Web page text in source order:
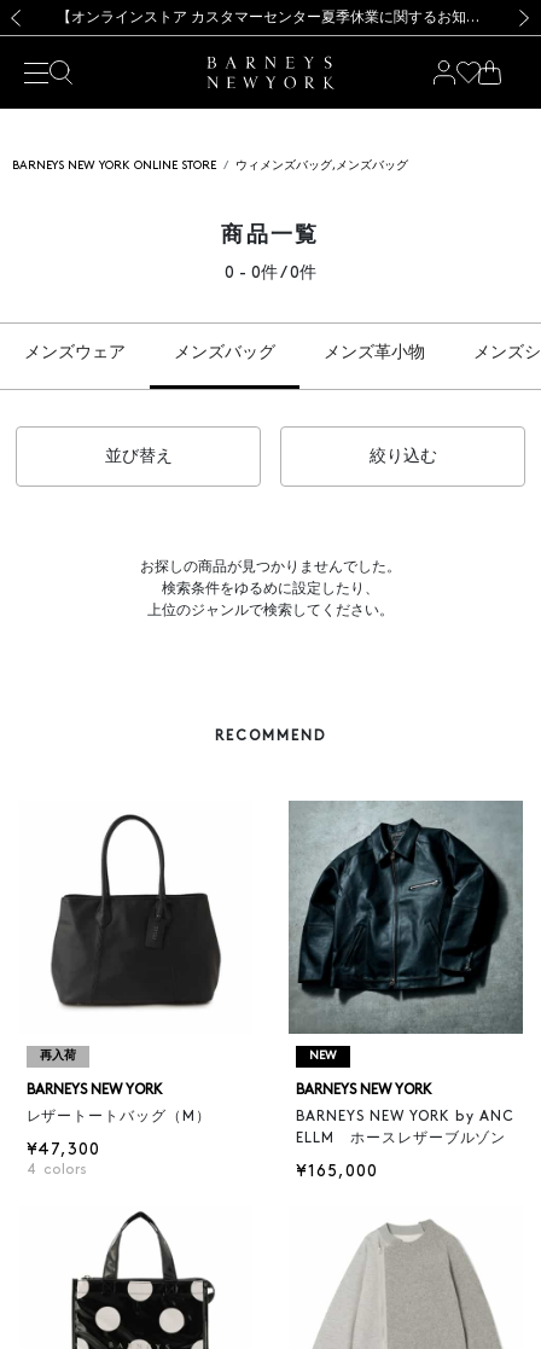
新規登録のお客様も対象！＜MY BARNEYS＞会員のお客様は11,000円（税込）以上のお買上げで常時送料無料！お買い物の際は会員登録を！
【夏季休業に伴う出荷一時停止のお知らせ】(2026.8.7) 【オンラインストア カスタマーセンター夏季休業に関するお知らせ】（2026.8.7）
【夏季休業に伴う返品・交換承り一時停止のお知らせ】（2026.8.5）
熊本県を中心とした地震の影響によるお荷物のお届けについて
【開催中】SUMMER SALEのご案内・ご注意事項 新規登録のお客様も対象！＜MY BARNEYS＞会員のお客様は11,000円（税込）以上のお買上げで常時送料無料！お買い物の際は会員登録を！
【夏季休業に伴う出荷一時停止のお知らせ】(2026.8.7)
BARNEYS NEW YORK ONLINE STORE ウィメンズバッグ,メンズバッグ
商品一覧
0 - 0件 / 0件
メンズウェア メンズバッグ メンズ革小物 メンズ
並び替え 絞り込む
お探しの商品が見つかりませんでした。
検索条件をゆるめに設定したり、
上位のジャンルで検索してください。
RECOMMEND
再入荷
BARNEYS NEW YORK
レザートートバッグ（M）
¥47,300
4 colors
NEW
BARNEYS NEW YORK
BARNEYS NEW YORK by ANC
ELLM ホースレザーブルゾン
¥165,000